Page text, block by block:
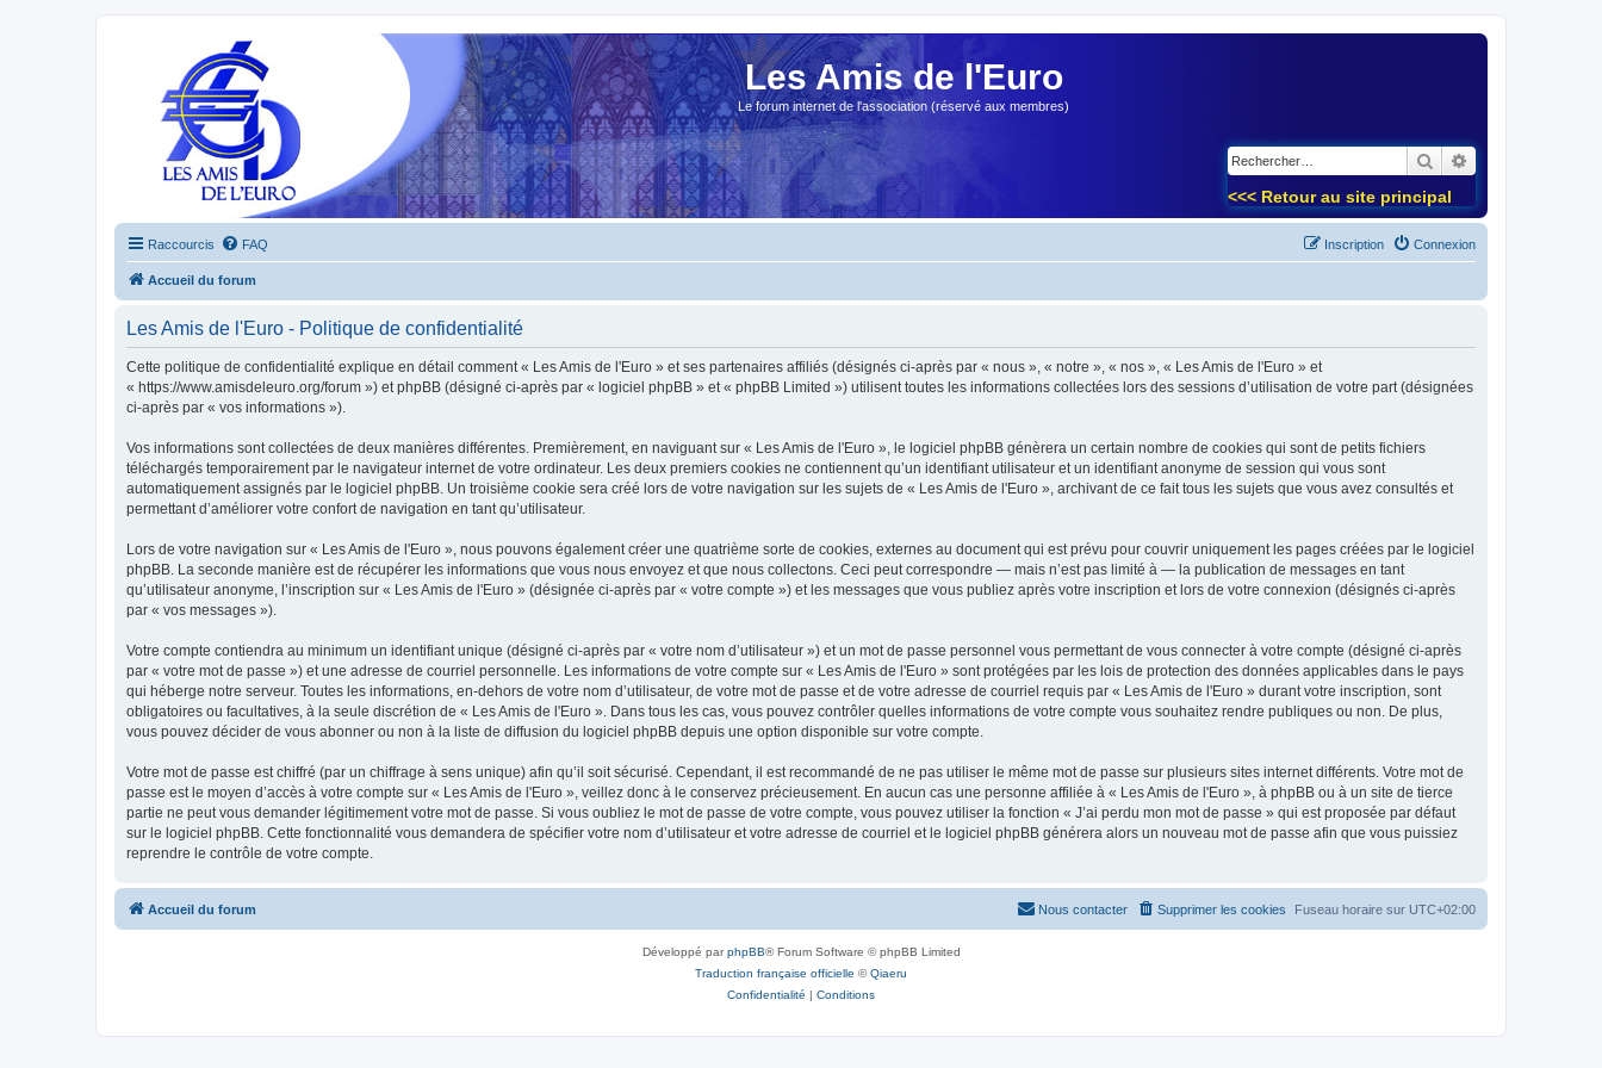
Les Amis de l'Euro
Le forum internet de l'association (réservé aux membres)
Rechercher
<<< Retour au site principal
Raccourcis FAQ Connexion
Inscription
Accueil du forum
Les Amis de l'Euro - Politique de confidentialité
Cette politique de confidentialité explique en détail comment « Les Amis de l'Euro » et ses partenaires affiliés (désignés ci-après par « nous », « notre », « nos », « Les Amis de l'Euro » et
« https://www.amisdeleuro.org/forum ») et phpBB (désigné ci-après par « logiciel phpBB » et « phpBB Limited ») utilisent toutes les informations collectées lors des sessions d’utilisation de votre part (désignées
ci-après par « vos informations »).
Vos informations sont collectées de deux manières différentes. Premièrement, en naviguant sur « Les Amis de l'Euro », le logiciel phpBB génèrera un certain nombre de cookies qui sont de petits fichiers
téléchargés temporairement par le navigateur internet de votre ordinateur. Les deux premiers cookies ne contiennent qu’un identifiant utilisateur et un identifiant anonyme de session qui vous sont
automatiquement assignés par le logiciel phpBB. Un troisième cookie sera créé lors de votre navigation sur les sujets de « Les Amis de l'Euro », archivant de ce fait tous les sujets que vous avez consultés et
permettant d’améliorer votre confort de navigation en tant qu’utilisateur.
Lors de votre navigation sur « Les Amis de l'Euro », nous pouvons également créer une quatrième sorte de cookies, externes au document qui est prévu pour couvrir uniquement les pages créées par le logiciel
phpBB. La seconde manière est de récupérer les informations que vous nous envoyez et que nous collectons. Ceci peut correspondre — mais n’est pas limité à — la publication de messages en tant
qu’utilisateur anonyme, l’inscription sur « Les Amis de l'Euro » (désignée ci-après par « votre compte ») et les messages que vous publiez après votre inscription et lors de votre connexion (désignés ci-après
par « vos messages »).
Votre compte contiendra au minimum un identifiant unique (désigné ci-après par « votre nom d’utilisateur ») et un mot de passe personnel vous permettant de vous connecter à votre compte (désigné ci-après
par « votre mot de passe ») et une adresse de courriel personnelle. Les informations de votre compte sur « Les Amis de l'Euro » sont protégées par les lois de protection des données applicables dans le pays
qui héberge notre serveur. Toutes les informations, en-dehors de votre nom d’utilisateur, de votre mot de passe et de votre adresse de courriel requis par « Les Amis de l'Euro » durant votre inscription, sont
obligatoires ou facultatives, à la seule discrétion de « Les Amis de l'Euro ». Dans tous les cas, vous pouvez contrôler quelles informations de votre compte vous souhaitez rendre publiques ou non. De plus,
vous pouvez décider de vous abonner ou non à la liste de diffusion du logiciel phpBB depuis une option disponible sur votre compte.
Votre mot de passe est chiffré (par un chiffrage à sens unique) afin qu’il soit sécurisé. Cependant, il est recommandé de ne pas utiliser le même mot de passe sur plusieurs sites internet différents. Votre mot de
passe est le moyen d’accès à votre compte sur « Les Amis de l'Euro », veillez donc à le conservez précieusement. En aucun cas une personne affiliée à « Les Amis de l'Euro », à phpBB ou à un site de tierce
partie ne peut vous demander légitimement votre mot de passe. Si vous oubliez le mot de passe de votre compte, vous pouvez utiliser la fonction « J’ai perdu mon mot de passe » qui est proposée par défaut
sur le logiciel phpBB. Cette fonctionnalité vous demandera de spécifier votre nom d’utilisateur et votre adresse de courriel et le logiciel phpBB générera alors un nouveau mot de passe afin que vous puissiez
reprendre le contrôle de votre compte.
Accueil du forum Fuseau horaire sur UTC+02:00
Supprimer les cookies
Nous contacter
Développé parphpBB® Forum Software © phpBB Limited
Traduction française officielle ©Qiaeru
Confidentialité | Conditions